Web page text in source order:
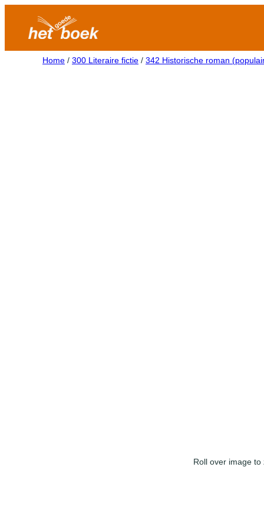
Home / 300 Literaire fictie / 342 Historische roman
Roll over image to